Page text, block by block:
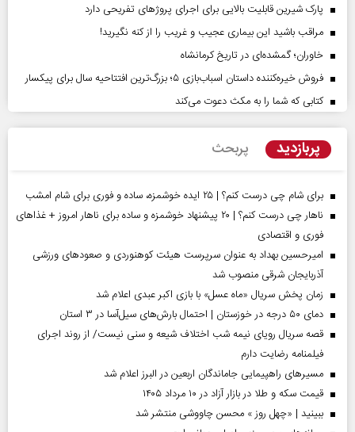
پارک شیرین قابلیت‌ بالایی برای اجرای پروژهای تفریحی دارد
مراقب باشید این بیماری عجیب و غریب را از کنه نگیرید!
خاوران؛ گمشده‌ای در تاریخ کرمانشاه
فروش خیره‌کننده داستان اسباب‌بازی ۵؛ بزرگ‌ترین افتتاحیه سال برای پیکسار
کتابی که شما را به مکث دعوت می‌کند
پربازدید پربحث
برای شام چی درست کنم؟ | ۲۵ ایده خوشمزه، ساده و فوری برای شام امشب
ناهار چی درست کنم؟ | ۲۰ پیشنهاد خوشمزه و ساده برای ناهار امروز + غذاهای
فوری و اقتصادی
امیرحسین بهداد به عنوان سرپرست هیئت کوهنوردی و صعودهای ورزشی
آذربایجان شرقی منصوب شد
زمان پخش سریال «ماه عسل» با بازی اکبر عبدی اعلام شد
دمای ۵۰ درجه در خوزستان | احتمال بارش‌های سیل‌آسا در ۳ استان
قصه سریال رویای نیمه شب اختلاف شیعه و سنی نیست/ از روند اجرای
فیلمنامه رضایت دارم
مسیر‌های راهپیمایی جاماندگان اربعین در البرز اعلام شد
قیمت سکه و طلا در بازار آزاد در ۱۰ مرداد ۱۴۰۵
ببینید | «چهل روز » محسن چاووشی منتشر شد